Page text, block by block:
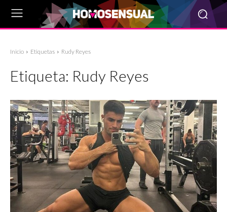
Inicio Etiquetas Rudy Reyes
Etiqueta: Rudy Reyes